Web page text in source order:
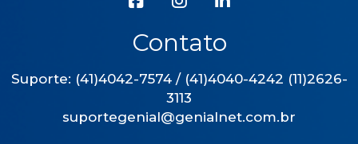
Contato
Suporte: (41)4042-7574 / (41)4040-4242 (11)2626-
3113
suportegenial@genialnet.com.br